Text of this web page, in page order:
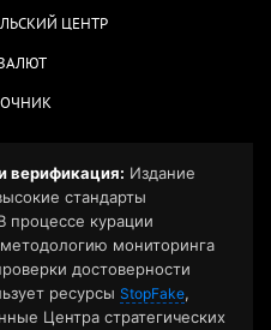
ЦЕНТР
верификация: Издание
стандарты
процессе курации
мониторинга
достоверности
ресурсы StopFake,
Центра стратегических